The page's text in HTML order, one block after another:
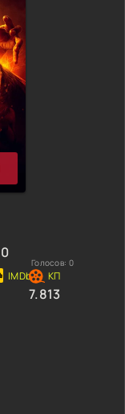
0
Голосов: 0
7.813